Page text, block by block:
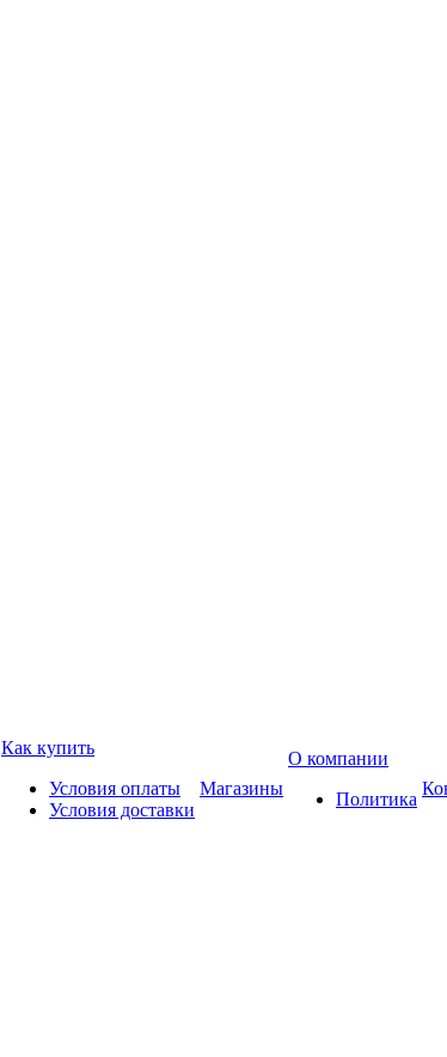
Как купить
Условия оплаты
Условия доставки
Магазины
О компании
Политика